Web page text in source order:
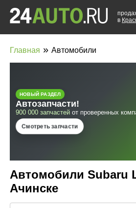
в
Главная » Автомобили
Автомобили Subaru
Ачинске